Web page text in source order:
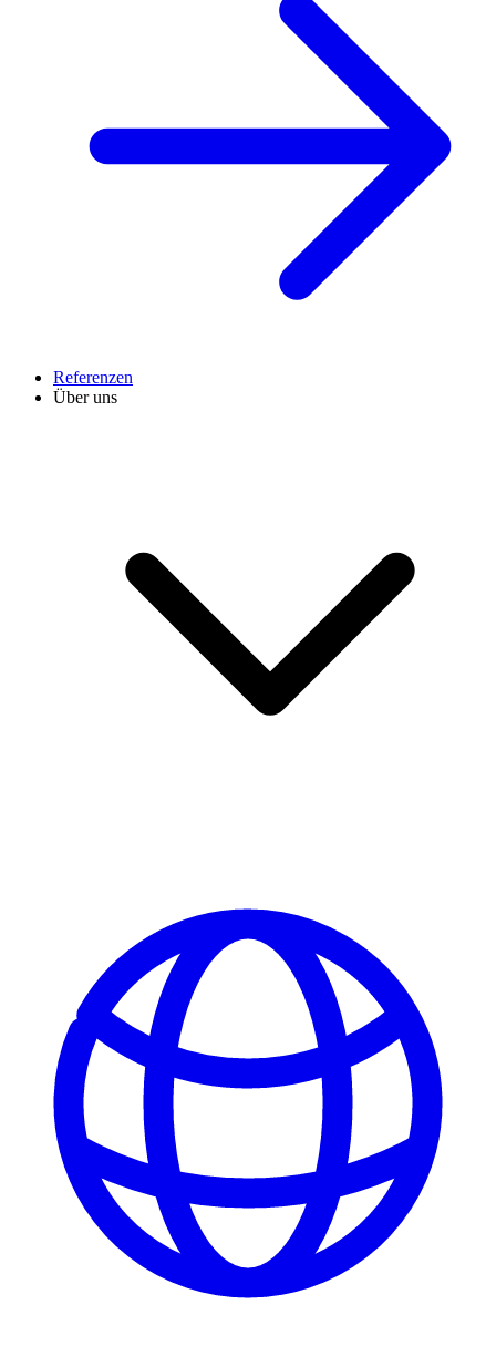
Referenzen
Über uns